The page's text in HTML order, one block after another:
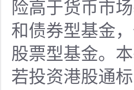
险高于货币市
和债券型基金
股票型基金。
若投资港股通